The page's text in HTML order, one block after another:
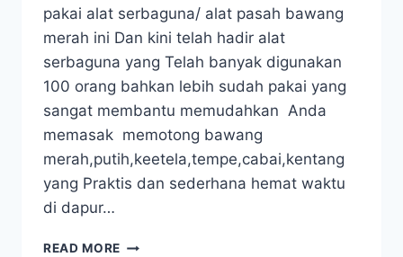
pakai alat serbaguna/ alat pasah bawang
merah ini Dan kini telah hadir alat
serbaguna yang Telah banyak digunakan
100 orang bahkan lebih sudah pakai yang
sangat membantu memudahkan Anda
memasak memotong bawang
merah,putih,keetela,tempe,cabai,kentang
yang Praktis dan sederhana hemat waktu
di dapur…
READ MORE